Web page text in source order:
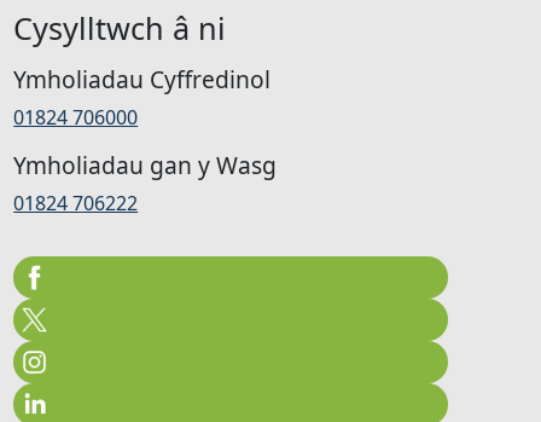
Cysylltwch â ni
Ymholiadau Cyffredinol
01824 706000
Ymholiadau gan y Wasg
01824 706222